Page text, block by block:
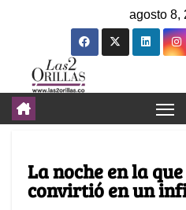
agosto 8,
La noche en la
convirtió en un